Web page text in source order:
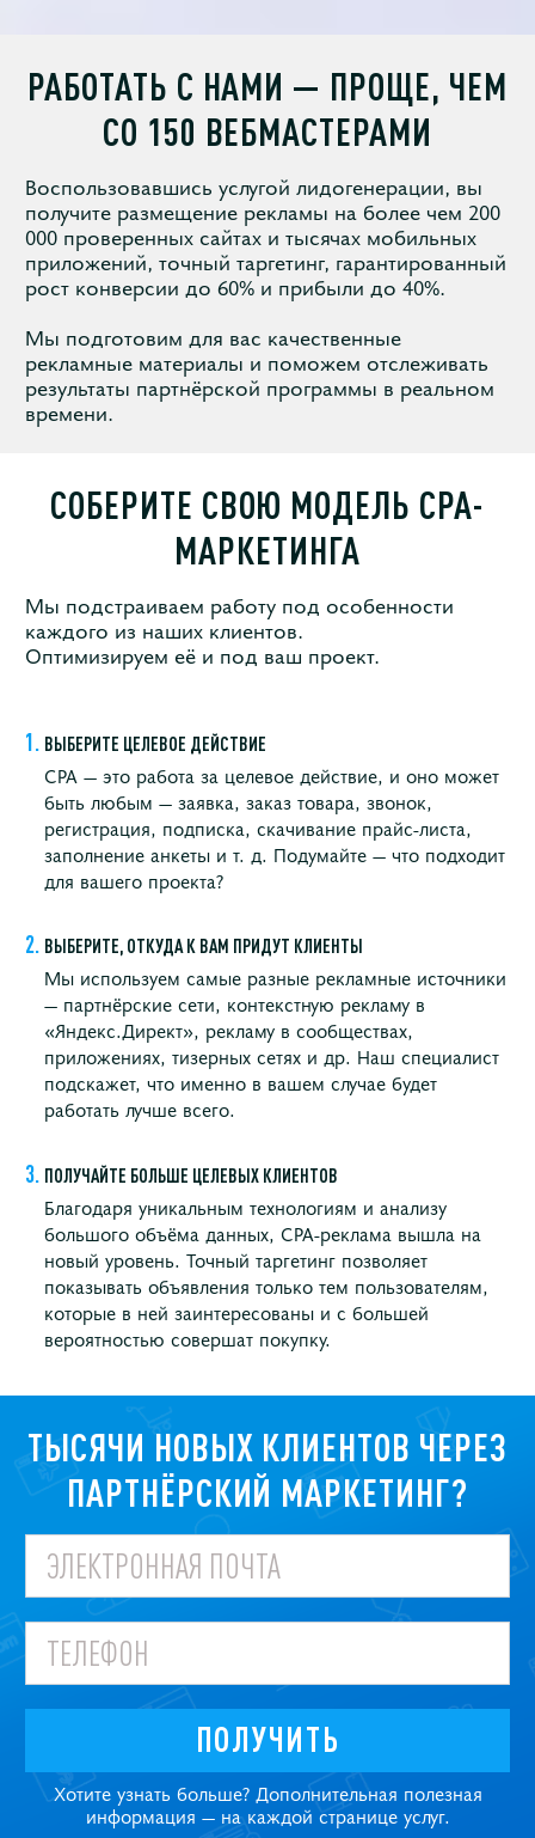
РАБОТАТЬ С НАМИ — ПРОЩЕ, ЧЕМ
СО 150 ВЕБМАСТЕРАМИ
Воспользовавшись услугой лидогенерации, вы
получите размещение рекламы на более чем 200
000 проверенных сайтах и тысячах мобильных
приложений, точный таргетинг, гарантированный
рост конверсии до 60% и прибыли до 40%.
Мы подготовим для вас качественные
рекламные материалы и поможем отслеживать
результаты партнёрской программы в реальном
времени.
СОБЕРИТЕ СВОЮ МОДЕЛЬ CPA-
МАРКЕТИНГА
Мы подстраиваем работу под особенности
каждого из наших клиентов.
Оптимизируем её и под ваш проект.
ВЫБЕРИТЕ ЦЕЛЕВОЕ ДЕЙСТВИЕ
СРА — это работа за целевое действие, и оно может
быть любым — заявка, заказ товара, звонок,
регистрация, подписка, скачивание прайс-листа,
заполнение анкеты и т. д. Подумайте — что подходит
для вашего проекта?
ВЫБЕРИТЕ, ОТКУДА К ВАМ ПРИДУТ КЛИЕНТЫ
Мы используем самые разные рекламные источники
— партнёрские сети, контекстную рекламу в
«Яндекс.Директ», рекламу в сообществах,
приложениях, тизерных сетях и др. Наш специалист
подскажет, что именно в вашем случае будет
работать лучше всего.
ПОЛУЧАЙТЕ БОЛЬШЕ ЦЕЛЕВЫХ КЛИЕНТОВ
Благодаря уникальным технологиям и анализу
большого объёма данных, CPA-реклама вышла на
новый уровень. Точный таргетинг позволяет
показывать объявления только тем пользователям,
которые в ней заинтересованы и с большей
вероятностью совершат покупку.
ТЫСЯЧИ НОВЫХ КЛИЕНТОВ ЧЕРЕЗ
ПАРТНЁРСКИЙ МАРКЕТИНГ?
ПОЛУЧИТЬ
Хотите узнать больше? Дополнительная полезная
информация — на каждой странице услуг.